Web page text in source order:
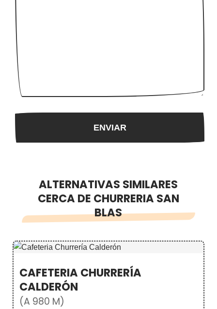
ALTERNATIVAS SIMILARES
CERCA DE CHURRERIA SAN
BLAS
CAFETERIA CHURRERÍA
CALDERÓN
(A 980 M)